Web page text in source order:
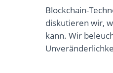
Blockchain-
diskutieren wir,
kann. Wir